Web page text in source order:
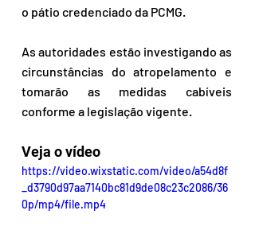
o pátio credenciado da PCMG.
As autoridades estão investigando as
circunstâncias do atropelamento e
tomarão as medidas cabíveis
conforme a legislação vigente.
Veja o vídeo
https://video.wixstatic.com/video/a54d8f
_d3790d97aa7140bc81d9de08c23c2086/36
0p/mp4/file.mp4